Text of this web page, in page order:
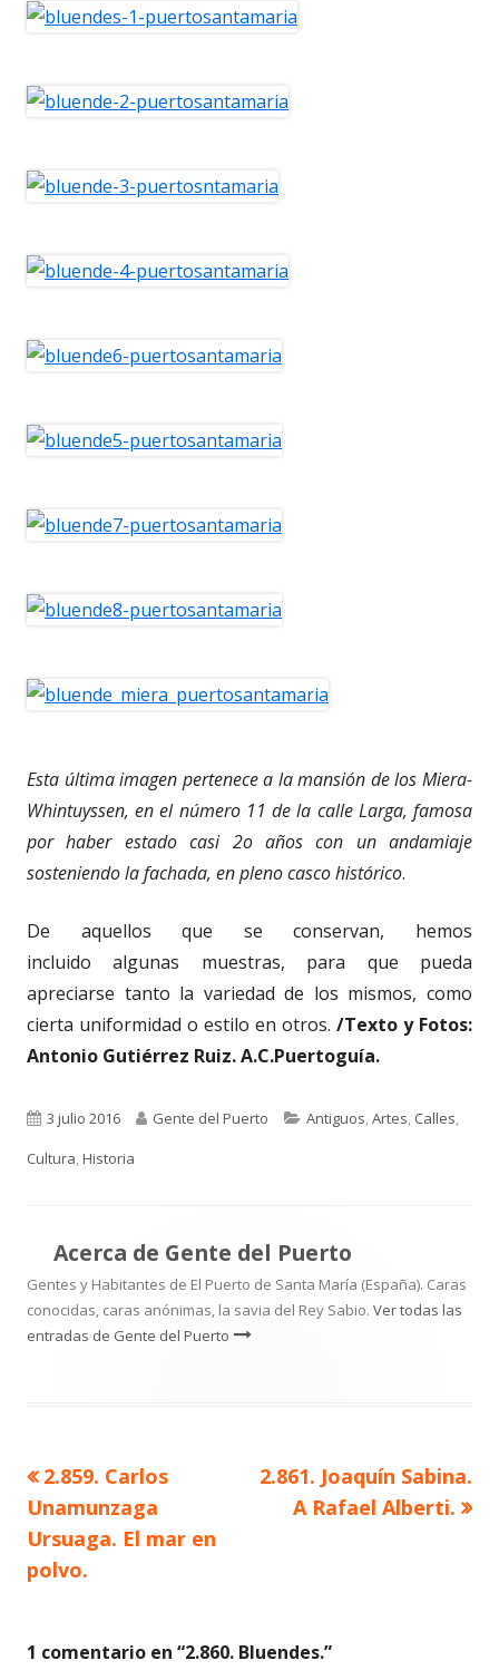
Esta última imagen pertenece a la mansión de los Miera-
Whintuyssen, en el número 11 de la calle Larga, famosa
por haber estado casi 2o años con un andamiaje
sosteniendo la fachada, en pleno casco histórico.
De aquellos que se conservan, hemos
incluido algunas muestras, para que pueda
apreciarse tanto la variedad de los mismos, como
cierta uniformidad o estilo en otros. /Texto y Fotos:
Antonio Gutiérrez Ruiz. A.C.Puertoguía.
Publicado
el
3 julio 2016 Autor
Gente del Puerto Categorías
Antiguos,Artes, Calles,
Cultura,Historia
Acerca de Gente del Puerto
Gentes y Habitantes de El Puerto de Santa María (España). Caras
conocidas, caras anónimas, la savia del Rey Sabio. Ver todas las
entradas de Gente del Puerto
Navegación
de
entradas
Artículo
anterior
2.859. Carlos
Unamunzaga
Ursuaga. El mar en
polvo.
Artículo
siguiente
2.861. Joaquín Sabina.
A Rafael Alberti.
1 comentario en “2.860. Bluendes.”